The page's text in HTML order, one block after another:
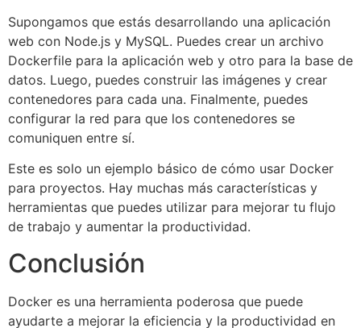
Supongamos que estás desarrollando una aplicación
web con Node.js y MySQL. Puedes crear un archivo
Dockerfile para la aplicación web y otro para la base de
datos. Luego, puedes construir las imágenes y crear
contenedores para cada una. Finalmente, puedes
configurar la red para que los contenedores se
comuniquen entre sí.
Este es solo un ejemplo básico de cómo usar Docker
para proyectos. Hay muchas más características y
herramientas que puedes utilizar para mejorar tu flujo
de trabajo y aumentar la productividad.
Conclusión
Docker es una herramienta poderosa que puede
ayudarte a mejorar la eficiencia y la productividad en